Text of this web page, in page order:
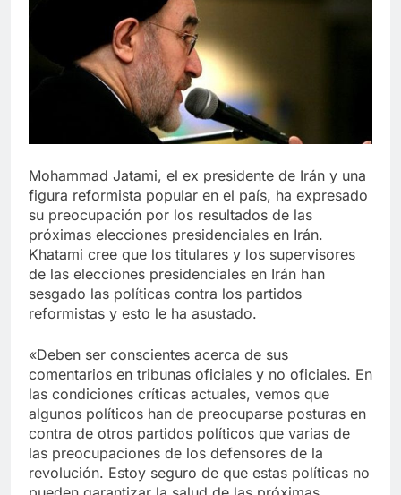
Crucero en México te
lleva a lugares
paranormales con
binoculares de visión
nocturna y reuniones de
secuestrados
7 Años Atrás
La Inteligencia Artificial
deepfake de Samsung
fabrica un clip de
movimiento desde una
sola foto
7 Años Atrás
Mohammad Jatami, el ex presidente de Irán y una
figura reformista popular en el país, ha expresado
su preocupación por los resultados de las
próximas elecciones presidenciales en Irán.
Khatami cree que los titulares y los supervisores
de las elecciones presidenciales en Irán han
sesgado las políticas contra los partidos
reformistas y esto le ha asustado.
«Deben ser conscientes acerca de sus
comentarios en tribunas oficiales y no oficiales. En
las condiciones críticas actuales, vemos que
algunos políticos han de preocuparse posturas en
contra de otros partidos políticos que varias de
las preocupaciones de los defensores de la
revolución. Estoy seguro de que estas políticas no